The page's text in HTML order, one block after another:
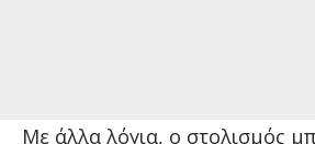
Με άλλα λόγια, ο στολισμός